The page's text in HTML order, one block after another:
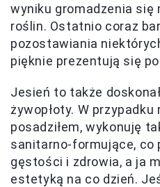
wyniku gromadzenia
roślin. Ostatnio coraz
pozostawiania
pięknie prezentują się
Jesień to także
żywopłoty. W przypadku
posadziłem, wykonuję
sanitarno-formujące, co
gęstości i zdrowia, a ja
estetyką na co dzień.